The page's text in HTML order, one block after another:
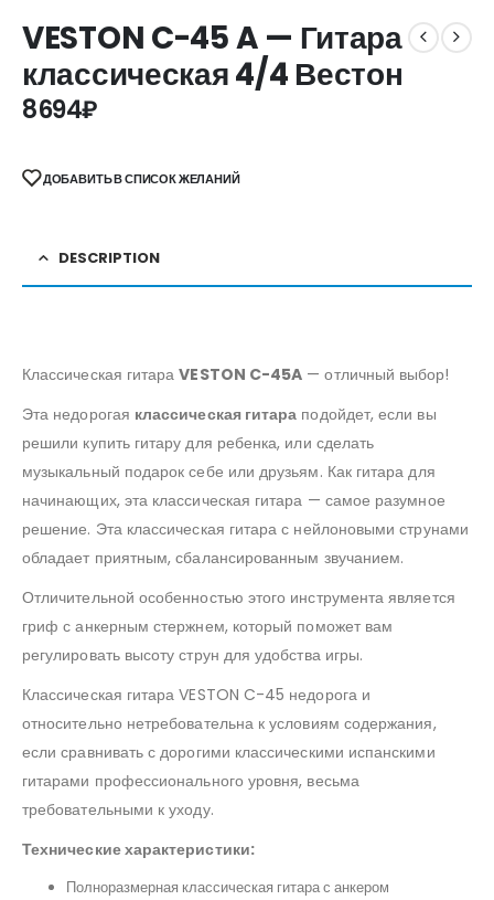
VESTON C-45 A — Гитара
классическая 4/4 Вестон
8694₽
ДОБАВИТЬ В СПИСОК ЖЕЛАНИЙ
DESCRIPTION
Классическая гитараVESTON C-45A — отличный выбор!
Эта недорогая классическая гитара подойдет, если вы
решили купить гитару для ребенка, или сделать
музыкальный подарок себе или друзьям. Как гитара для
начинающих, эта классическая гитара — самое разумное
решение. Эта классическая гитара с нейлоновыми струнами
обладает приятным, сбалансированным звучанием.
Отличительной особенностью этого инструмента является
гриф с анкерным стержнем, который поможет вам
регулировать высоту струн для удобства игры.
Классическая гитара VESTON C-45 недорога и
относительно нетребовательна к условиям содержания,
если сравнивать с дорогими классическими испанскими
гитарами профессионального уровня, весьма
требовательными к уходу.
Технические характеристики:
Полноразмерная классическая гитара с анкером